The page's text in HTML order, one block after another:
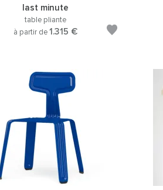
last minute
table pliante
à partir de1.315 €